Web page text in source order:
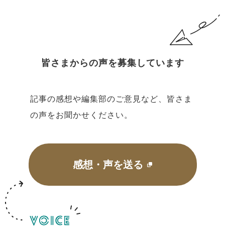
皆さまからの声を募集しています
記事の感想や編集部のご意見など、皆さま
の声をお聞かせください。
感想・声を送る